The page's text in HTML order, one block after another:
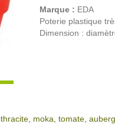
Marque : EDA
Poterie plastique
Dimension :
moka, tomate,